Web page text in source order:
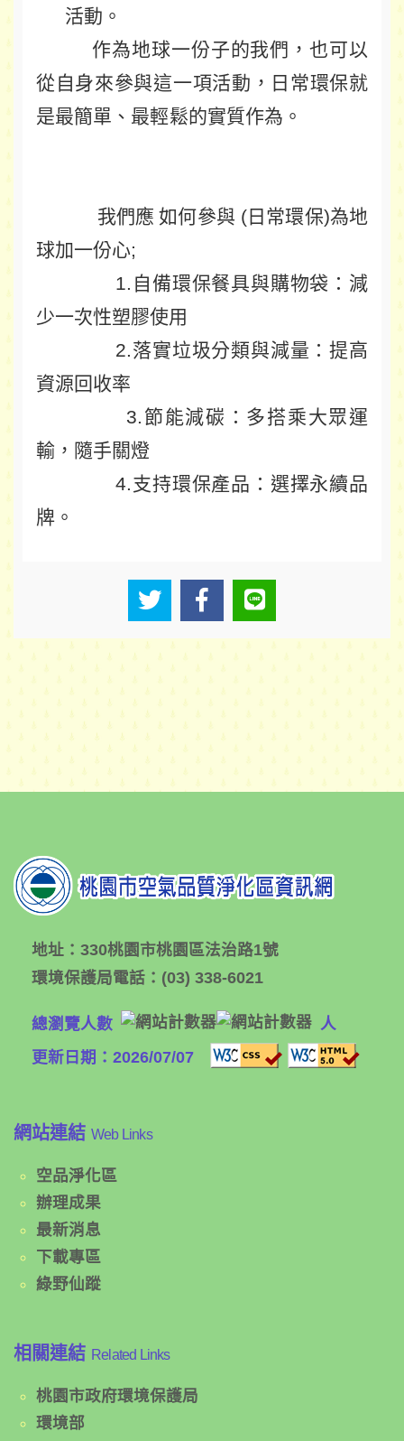
活動。
作為地球一份子的我們，也可以
從自身來參與這一項活動，日常環保就
是最簡單、最輕鬆的實質作為。
我們應 如何參與 (日常環保)為地
球加一份心;
1.自備環保餐具與購物袋：減
少一次性塑膠使用
2.落實垃圾分類與減量：提高
資源回收率
3.節能減碳：多搭乘大眾運
輸，隨手關燈
4.支持環保產品：選擇永續品
牌。
地址： 330桃園市桃園區法治路1號
環境保護局電話： (03) 338-6021
總瀏覽人數
人
更新日期：2026/07/07
網站連結 Web Links
空品淨化區
辦理成果
最新消息
下載專區
綠野仙蹤
相關連結 Related Links
桃園市政府環境保護局
環境部